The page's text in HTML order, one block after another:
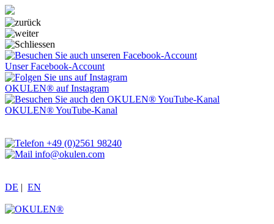
Unser Facebook-Account
OKULEN® auf Instagram
OKULEN® YouTube-Kanal
+49 (0)2561 98240
info@okulen.com
DE | EN